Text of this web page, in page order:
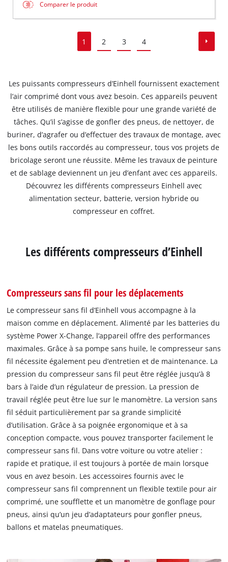
Comparer le produit
1 2 3 4
Les puissants compresseurs d’Einhell fournissent exactement
l’air comprimé dont vous avez besoin. Ces appareils peuvent
être utilisés de manière flexible pour une grande variété de
tâches. Qu’il s’agisse de gonfler des pneus, de nettoyer, de
buriner, d’agrafer ou d’effectuer des travaux de montage, avec
les bons outils raccordés au compresseur, tous vos projets de
bricolage seront une réussite. Même les travaux de peinture
et de sablage deviennent un jeu d’enfant avec ces appareils.
Découvrez les différents compresseurs Einhell avec
alimentation secteur, batterie, version hybride ou
compresseur en coffret.
Les différents compresseurs d’Einhell
Compresseurs sans fil pour les déplacements
Le compresseur sans fil d’Einhell vous accompagne à la
maison comme en déplacement. Alimenté par les batteries du
système Power X-Change, l’appareil offre des performances
maximales. Grâce à sa pompe sans huile, le compresseur sans
fil nécessite également peu d’entretien et de maintenance. La
pression du compresseur sans fil peut être réglée jusqu’à 8
bars à l’aide d’un régulateur de pression. La pression de
travail réglée peut être lue sur le manomètre. La version sans
fil séduit particulièrement par sa grande simplicité
d’utilisation. Grâce à sa poignée ergonomique et à sa
conception compacte, vous pouvez transporter facilement le
compresseur sans fil. Dans votre voiture ou votre atelier :
rapide et pratique, il est toujours à portée de main lorsque
vous en avez besoin. Les accessoires fournis avec le
compresseur sans fil comprennent un flexible textile pour air
comprimé, une soufflette et un manomètre de gonflage pour
pneus, ainsi qu’un jeu d’adaptateurs pour gonfler pneus,
ballons et matelas pneumatiques.